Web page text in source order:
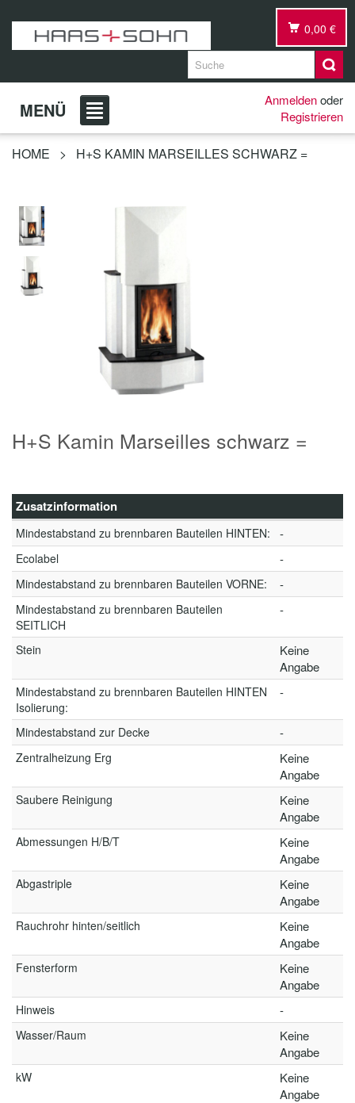
0,00 €
MENÜ Anmeldenoder
Registrieren
HOME > H+S KAMIN MARSEILLES SCHWARZ =
H+S Kamin Marseilles schwarz =
Zusatzinformation
Mindestabstand zu brennbaren Bauteilen HINTEN: -
Ecolabel -
Mindestabstand zu brennbaren Bauteilen VORNE: -
Mindestabstand zu brennbaren Bauteilen
SEITLICH
-
Stein
Keine
Angabe
Mindestabstand zu brennbaren Bauteilen HINTEN
Isolierung:
-
Mindestabstand zur Decke -
Zentralheizung Erg
Keine
Angabe
Saubere Reinigung
Keine
Angabe
Abmessungen H/B/T
Keine
Angabe
Abgastriple
Keine
Angabe
Rauchrohr hinten/seitlich
Keine
Angabe
Fensterform
Keine
Angabe
Hinweis -
Wasser/Raum
Keine
Angabe
kW
Keine
Angabe